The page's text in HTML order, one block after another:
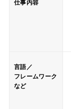
仕事内容
言語／
フレームワーク
など